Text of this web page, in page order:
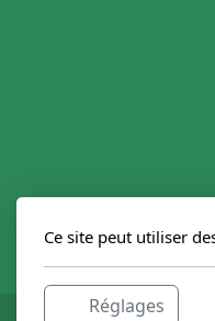
Ce site peut utiliser
Réglages